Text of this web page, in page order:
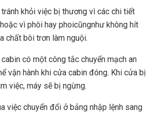
tránh khỏi việc bị thương vì các chi tiết
vì phôi hay phoicũngnhư không hít
chất bôi trơn làm nguội.
cabin có một công tắc chuyển mạch an
vận hành khi cửa cabin đóng. Khi cửa bị
việc, máy sẽ bị ngừng.
việc chuyển đổi ở bảng nhập lệnh sang